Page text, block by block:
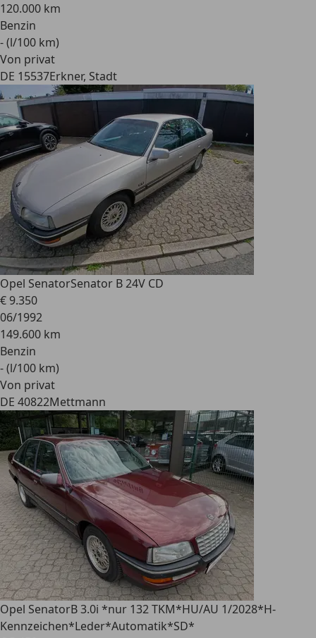
120.000 km
Benzin
- (l/100 km)
Von privat
DE 15537Erkner, Stadt
Opel SenatorSenator B 24V CD
€ 9.350
06/1992
149.600 km
Benzin
- (l/100 km)
Von privat
DE 40822Mettmann
Opel SenatorB 3.0i *nur 132 TKM*HU/AU 1/2028*H-
Kennzeichen*Leder*Automatik*SD*